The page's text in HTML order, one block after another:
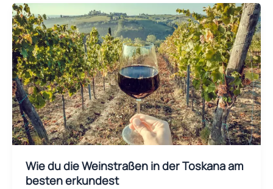
Wie du die Weinstraßen in der Toskana am
besten erkundest